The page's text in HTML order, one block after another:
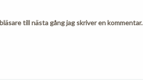
till nästa gång jag skriver en kommentar.